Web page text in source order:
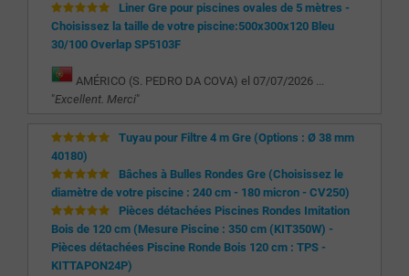
Liner Gre pour piscines ovales de 5 mètres -
Choisissez la taille de votre piscine:500x300x120 Bleu
30/100 Overlap SP5103F
AMÉRICO (S. PEDRO DA COVA) el 07/07/2026 ...
"Excellent. Merci"
Tuyau pour Filtre 4 m Gre (Options : Ø 38 mm
40180)
Bâches à Bulles Rondes Gre (Choisissez le
diamètre de votre piscine : 240 cm - 180 micron - CV250)
Pièces détachées Piscines Rondes Imitation
Bois de 120 cm (Mesure Piscine : 350 cm (KIT350W) -
Pièces détachées Piscine Ronde Bois 120 cm : TPS -
KITTAPON24P)